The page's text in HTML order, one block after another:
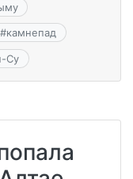
#камнепад
Су